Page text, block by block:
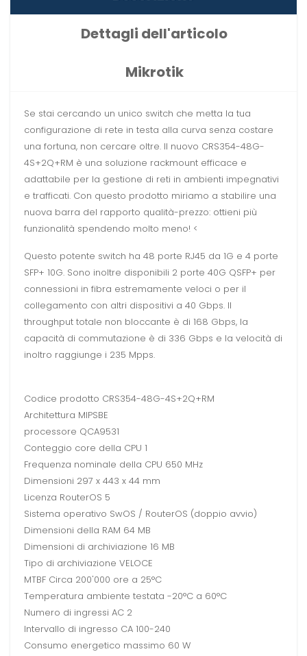
Dettagli dell'articolo
Mikrotik
Se stai cercando un unico switch che metta la tua
configurazione di rete in testa alla curva senza costare
una fortuna, non cercare oltre. Il nuovo CRS354-48G-
4S+2Q+RM è una soluzione rackmount efficace e
adattabile per la gestione di reti in ambienti impegnativi
e trafficati. Con questo prodotto miriamo a stabilire una
nuova barra del rapporto qualità-prezzo: ottieni più
funzionalità spendendo molto meno! <
Questo potente switch ha 48 porte RJ45 da 1G e 4 porte
SFP+ 10G. Sono inoltre disponibili 2 porte 40G QSFP+ per
connessioni in fibra estremamente veloci o per il
collegamento con altri dispositivi a 40 Gbps. Il
throughput totale non bloccante è di 168 Gbps, la
capacità di commutazione è di 336 Gbps e la velocità di
inoltro raggiunge i 235 Mpps.
Codice prodotto CRS354-48G-4S+2Q+RM
Architettura MIPSBE
processore QCA9531
Conteggio core della CPU 1
Frequenza nominale della CPU 650 MHz
Dimensioni 297 x 443 x 44 mm
Licenza RouterOS 5
Sistema operativo SwOS / RouterOS (doppio avvio)
Dimensioni della RAM 64 MB
Dimensioni di archiviazione 16 MB
Tipo di archiviazione VELOCE
MTBF Circa 200'000 ore a 25°C
Temperatura ambiente testata -20°C a 60°C
Numero di ingressi AC 2
Intervallo di ingresso CA 100-240
Consumo energetico massimo 60 W